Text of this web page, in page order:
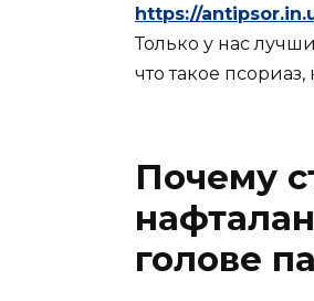
https://
Только у нас
что такое
Почему
голове